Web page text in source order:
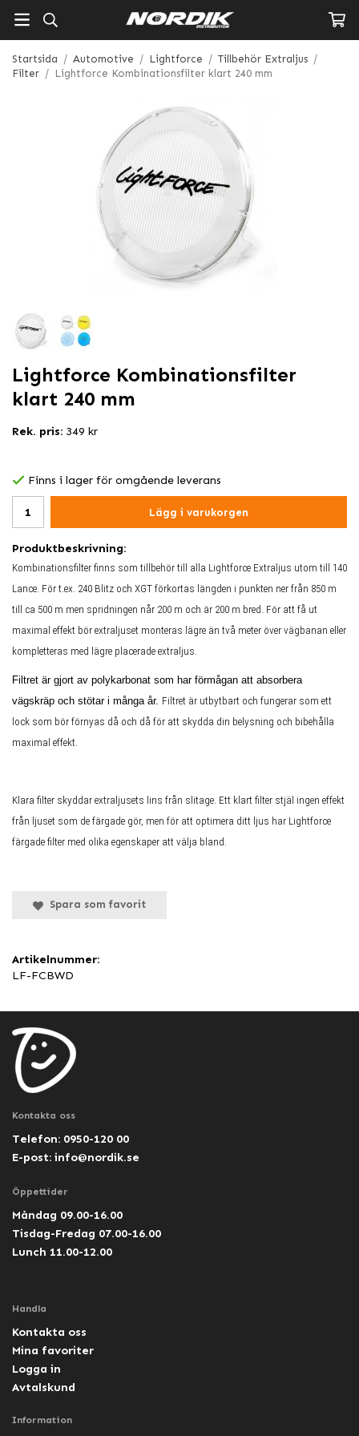
Startsida / Automotive / Lightforce / Tillbehör Extraljus /
Filter / Lightforce Kombinationsfilter klart 240 mm
Lightforce Kombinationsfilter
klart 240 mm
Rek. pris: 349 kr
Finns i lager för omgående leverans
Lägg i varukorgen
Produktbeskrivning:
Kombinationsfilter finns som tillbehör till alla Lightforce Extraljus utom till 140
Lance. För t.ex. 240 Blitz och XGT förkortas längden i punkten ner från 850 m
till ca 500 m men spridningen når 200 m och är 200 m bred. För att få ut
maximal effekt bör extraljuset monteras lägre än två meter över vägbanan eller
kompletteras med lägre placerade extraljus.
Filtret är gjort av polykarbonat som har förmågan att absorbera
vägskräp och stötar i många år. Filtret är utbytbart och fungerar som ett
lock som bör förnyas då och då för att skydda din belysning och bibehålla
maximal effekt.
Klara filter skyddar extraljusets lins från slitage. Ett klart filter stjäl ingen effekt
från ljuset som de färgade gör, men för att optimera ditt ljus har Lightforce
färgade filter med olika egenskaper att välja bland.
Spara som favorit
Artikelnummer:
LF-FCBWD
Kontakta oss
Telefon: 0950-120 00
E-post: info@nordik.se
Öppettider
Måndag 09.00-16.00
Tisdag-Fredag 07.00-16.00
Lunch 11.00-12.00
Handla
Kontakta oss
Mina favoriter
Logga in
Avtalskund
Information